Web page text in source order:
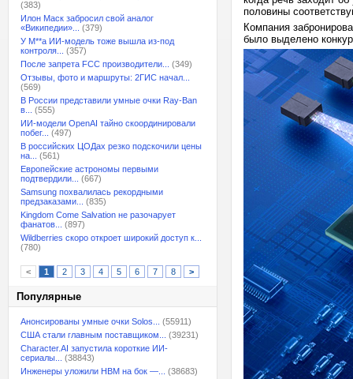
(383)
Илон Маск забросил свой аналог
«Википедии»...
(379)
У M**a ИИ-модель тоже вышла из-под
контроля...
(357)
После запрета FCC производители...
(349)
Отзывы, фото и маршруты: 2ГИС начал...
(569)
В России представили умные очки Ray-Ban
в...
(555)
ИИ-модели OpenAI тайно скоординировали
побег...
(497)
В российских ЦОДах резко подскочили цены
на...
(561)
Европейские астрономы первыми
подтвердили...
(667)
Samsung похвалилась рекордными
предзаказами...
(835)
Kingdom Come Salvation не разочарует
фанатов...
(897)
Wildberries скоро откроет широкий доступ к...
(780)
< 1 2 3 4 5 6 7 8 >
Популярные
Анонсированы умные очки Solos...
(55911)
США стали главным поставщиком...
(39231)
Character.AI запустила короткие ИИ-
сериалы...
(38843)
Инженеры уложили HBM на бок —...
(38683)
половины
Компания
было выделено